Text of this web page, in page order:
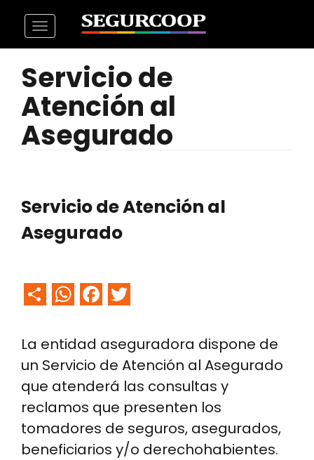
Pasar
contenido
principal
Toggle
navigation
Servicio de
Atención al
Asegurado
Servicio de Atención al
Asegurado
ShareWhatsApp
Facebook
La entidad aseguradora dispone de
un Servicio de Atención al Asegurado
que atenderá las consultas y
reclamos que presenten los
tomadores de seguros, asegurados,
beneficiarios y/o derechohabientes.